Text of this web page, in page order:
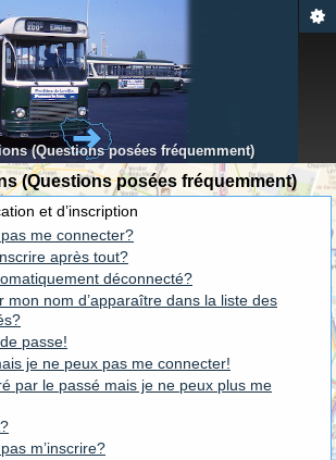
(Questions posées fréquemment)
(Questions posées fréquemment)
et d’inscription
me connecter?
après tout?
déconnecté?
mon nom d’apparaître dans la liste des
passe!
je ne peux pas me connecter!
par le passé mais je ne peux plus me
m’inscrire?